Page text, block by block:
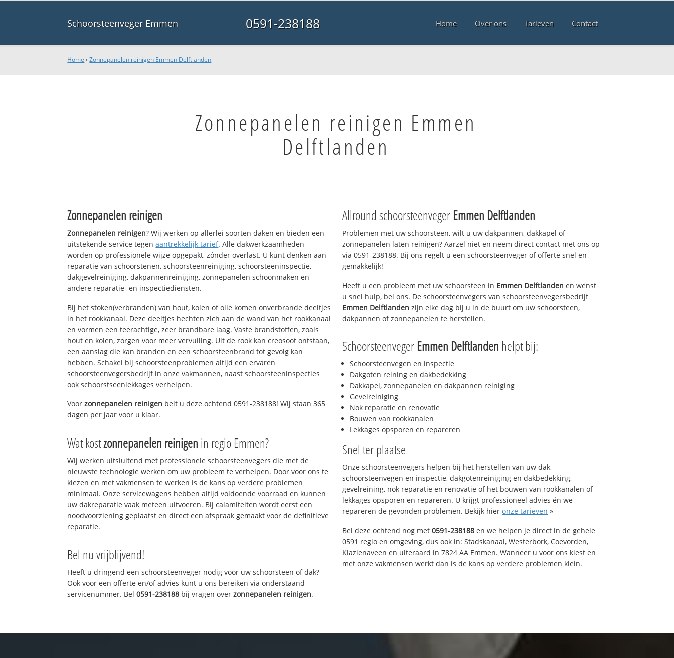
Schoorsteenveger Emmen 0591-238188 Home Over ons Tarieven Contact
Home ›Zonnepanelen reinigen Emmen Delftlanden
Zonnepanelen reinigen Emmen
Delftlanden
Zonnepanelen reinigen
Zonnepanelen reinigen? Wij werken op allerlei soorten daken en bieden een
uitstekende service tegenaantrekkelijk tarief. Alle dakwerkzaamheden
worden op professionele wijze opgepakt, zónder overlast. U kunt denken aan
reparatie van schoorstenen, schoorsteenreiniging, schoorsteeninspectie,
dakgevelreiniging, dakpannenreiniging, zonnepanelen schoonmaken en
andere reparatie- en inspectiediensten.
Bij het stoken(verbranden) van hout, kolen of olie komen onverbrande deeltjes
in het rookkanaal. Deze deeltjes hechten zich aan de wand van het rookkanaal
en vormen een teerachtige, zeer brandbare laag. Vaste brandstoffen, zoals
hout en kolen, zorgen voor meer vervuiling. Uit de rook kan creosoot ontstaan,
een aanslag die kan branden en een schoorsteenbrand tot gevolg kan
hebben. Schakel bij schoorsteenproblemen altijd een ervaren
schoorsteenvegersbedrijf in onze vakmannen, naast schoorsteeninspecties
ook schoorstseenlekkages verhelpen.
Voorzonnepanelen reinigen belt u deze ochtend 0591-238188! Wij staan 365
dagen per jaar voor u klaar.
Wat kostzonnepanelen reinigen in regio Emmen?
Wij werken uitsluitend met professionele schoorsteenvegers die met de
nieuwste technologie werken om uw probleem te verhelpen. Door voor ons te
kiezen en met vakmensen te werken is de kans op verdere problemen
minimaal. Onze servicewagens hebben altijd voldoende voorraad en kunnen
uw dakreparatie vaak meteen uitvoeren. Bij calamiteiten wordt eerst een
noodvoorziening geplaatst en direct een afspraak gemaakt voor de definitieve
reparatie.
Bel nu vrijblijvend!
Heeft u dringend een schoorsteenveger nodig voor uw schoorsteen of dak?
Ook voor een offerte en/of advies kunt u ons bereiken via onderstaand
servicenummer. Bel0591-238188 bij vragen overzonnepanelen reinigen.
Allround schoorsteenveger Emmen Delftlanden
Problemen met uw schoorsteen, wilt u uw dakpannen, dakkapel of
zonnepanelen laten reinigen? Aarzel niet en neem direct contact met ons op
via 0591-238188. Bij ons regelt u een schoorsteenveger of offerte snel en
gemakkelijk!
Heeft u een probleem met uw schoorsteen in Emmen Delftlanden en wenst
u snel hulp, bel ons. De schoorsteenvegers van schoorsteenvegersbedrijf
Emmen Delftlanden zijn elke dag bij u in de buurt om uw schoorsteen,
dakpannen of zonnepanelen te herstellen.
Schoorsteenveger Emmen Delftlanden helpt bij:
Schoorsteenvegen en inspectie
Dakgoten reining en dakbedekking
Dakkapel, zonnepanelen en dakpannen reiniging
Gevelreiniging
Nok reparatie en renovatie
Bouwen van rookkanalen
Lekkages opsporen en repareren
Snel ter plaatse
Onze schoorsteenvegers helpen bij het herstellen van uw dak,
schoorsteenvegen en inspectie, dakgotenreiniging en dakbedekking,
gevelreining, nok reparatie en renovatie of het bouwen van rookkanalen of
lekkages opsporen en repareren. U krijgt professioneel advies én we
repareren de gevonden problemen. Bekijk hier onze tarieven »
Bel deze ochtend nog met 0591-238188 en we helpen je direct in de gehele
0591 regio en omgeving, dus ook in: Stadskanaal, Westerbork, Coevorden,
Klazienaveen en uiteraard in 7824 AA Emmen. Wanneer u voor ons kiest en
met onze vakmensen werkt dan is de kans op verdere problemen klein.